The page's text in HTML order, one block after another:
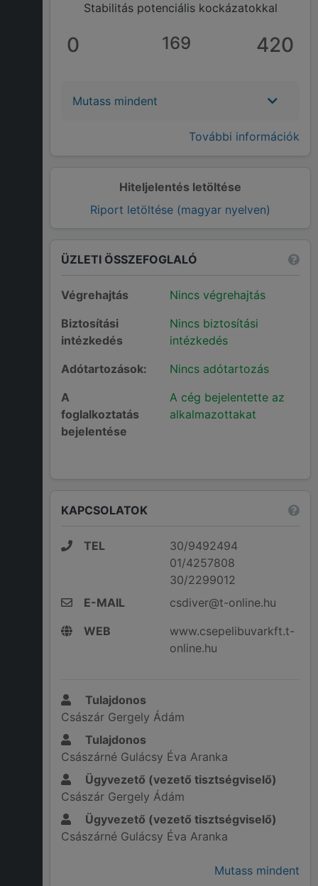
Hiteljelentés letöltése
Riport letöltése (magyar nyelven)
Stabilitás potenciális kockázatokkal
0 169 420
Mutass mindent
További információk
ÜZLETI ÖSSZEFOGLALÓ
Végrehajtás
Nincs végrehajtás
Biztosítási
intézkedés
Nincs biztosítási
intézkedés
Adótartozások:
Nincs adótartozás
A
foglalkoztatás
bejelentése
A cég bejelentette az
alkalmazottakat
KAPCSOLATOK
TEL
30/9492494
01/4257808
30/2299012
E-MAIL
csdiver@t-online.hu
WEB
www.csepelibuvarkft.t-
online.hu
Tulajdonos
Császár Gergely Ádám
Tulajdonos
Császárné Gulácsy Éva Aranka
Ügyvezető (vezető tisztségviselő)
Császár Gergely Ádám
Ügyvezető (vezető tisztségviselő)
Császárné Gulácsy Éva Aranka
Mutass mindent